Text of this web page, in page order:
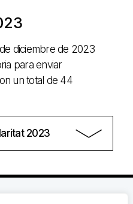
diciembre de 2023
para enviar
un total de 44
2023